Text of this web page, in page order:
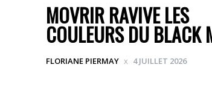
MOVRIR RAVIVE LES
COULEURS DU BLACK
FLORIANE PIERMAY 4 JUILLET 2026